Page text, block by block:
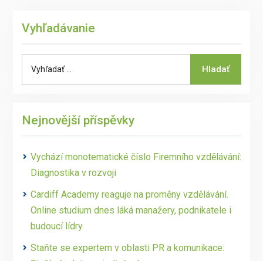
Vyhľadávanie
Hladať
Nejnovější příspěvky
Vychází monotematické číslo Firemního vzdělávání:
Diagnostika v rozvoji
Cardiff Academy reaguje na proměny vzdělávání.
Online studium dnes láká manažery, podnikatele i
budoucí lídry
Staňte se expertem v oblasti PR a komunikace: